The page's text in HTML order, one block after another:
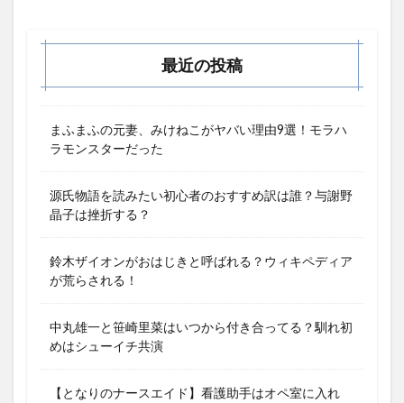
最近の投稿
まふまふの元妻、みけねこがヤバい理由9選！モラハ
ラモンスターだった
源氏物語を読みたい初心者のおすすめ訳は誰？与謝野
晶子は挫折する？
鈴木ザイオンがおはじきと呼ばれる？ウィキペディア
が荒らされる！
中丸雄一と笹崎里菜はいつから付き合ってる？馴れ初
めはシューイチ共演
【となりのナースエイド】看護助手はオペ室に入れ